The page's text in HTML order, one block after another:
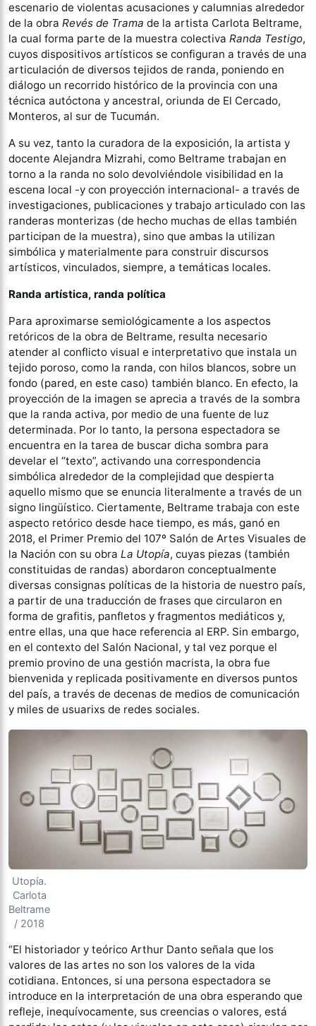
escenario de violentas acusaciones y calumnias alrededor
de la obra Revés de Trama de la artista Carlota Beltrame,
la cual forma parte de la muestra colectiva Randa Testigo,
cuyos dispositivos artísticos se configuran a través de una
articulación de diversos tejidos de randa, poniendo en
diálogo un recorrido histórico de la provincia con una
técnica autóctona y ancestral, oriunda de El Cercado,
Monteros, al sur de Tucumán.
A su vez, tanto la curadora de la exposición, la artista y
docente Alejandra Mizrahi, como Beltrame trabajan en
torno a la randa no solo devolviéndole visibilidad en la
escena local -y con proyección internacional- a través de
investigaciones, publicaciones y trabajo articulado con las
randeras monterizas (de hecho muchas de ellas también
participan de la muestra), sino que ambas la utilizan
simbólica y materialmente para construir discursos
artísticos, vinculados, siempre, a temáticas locales.
Randa artística, randa política
Para aproximarse semiológicamente a los aspectos
retóricos de la obra de Beltrame, resulta necesario
atender al conflicto visual e interpretativo que instala un
tejido poroso, como la randa, con hilos blancos, sobre un
fondo (pared, en este caso) también blanco. En efecto, la
proyección de la imagen se aprecia a través de la sombra
que la randa activa, por medio de una fuente de luz
determinada. Por lo tanto, la persona espectadora se
encuentra en la tarea de buscar dicha sombra para
develar el “texto”, activando una correspondencia
simbólica alrededor de la complejidad que despierta
aquello mismo que se enuncia literalmente a través de un
signo lingüístico. Ciertamente, Beltrame trabaja con este
aspecto retórico desde hace tiempo, es más, ganó en
2018, el Primer Premio del 107º Salón de Artes Visuales de
la Nación con su obra La Utopía, cuyas piezas (también
constituidas de randas) abordaron conceptualmente
diversas consignas políticas de la historia de nuestro país,
a partir de una traducción de frases que circularon en
forma de grafitis, panfletos y fragmentos mediáticos y,
entre ellas, una que hace referencia al ERP. Sin embargo,
en el contexto del Salón Nacional, y tal vez porque el
premio provino de una gestión macrista, la obra fue
bienvenida y replicada positivamente en diversos puntos
del país, a través de decenas de medios de comunicación
y miles de usuarixs de redes sociales.
Utopía.
Carlota
Beltrame
/ 2018
“El historiador y teórico Arthur Danto señala que los
valores de las artes no son los valores de la vida
cotidiana. Entonces, si una persona espectadora se
introduce en la interpretación de una obra esperando que
refleje, inequívocamente, sus creencias o valores, está